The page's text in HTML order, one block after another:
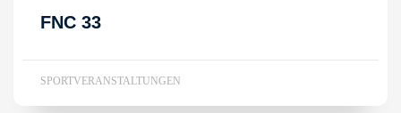
FNC 33
SPORTVERANSTALTUNGEN